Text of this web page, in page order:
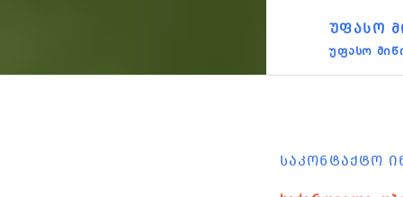
ᲣᲤᲐᲡᲝ
უფასო
ᲡᲐᲙᲝᲜᲢᲐᲥᲢᲝ